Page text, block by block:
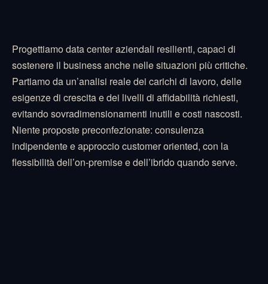
Progettiamo data center aziendali resilienti, capaci di
sostenere il business anche nelle situazioni più critiche.
Partiamo da un’analisi reale dei carichi di lavoro, delle
esigenze di crescita e dei livelli di affidabilità richiesti,
evitando sovradimensionamenti inutili e costi nascosti.
Niente proposte preconfezionate: consulenza
indipendente e approccio customer oriented, con la
flessibilità dell’on-premise e dell’ibrido quando serve.